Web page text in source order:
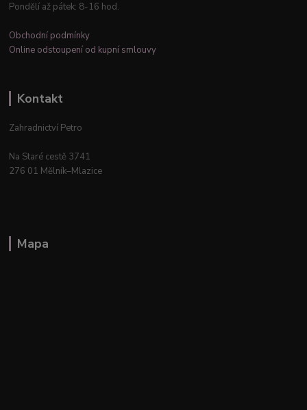
Pondělí až pátek: 8-16 hod.
Obchodní podmínky
Online odstoupení od kupní smlouvy
Kontakt
Zahradnictví Petro
Na Staré cestě 3741
276 01 Mělník–Mlazice
Mapa